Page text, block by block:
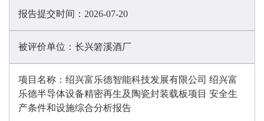
报告提交时间： 2026-07-20
被评价单位： 长兴箬溪酒厂
项目名称： 绍兴富乐德智能科技发展有限公司 绍兴富
乐德半导体设备精密再生及陶瓷封装载板项目 安全生
产条件和设施综合分析报告